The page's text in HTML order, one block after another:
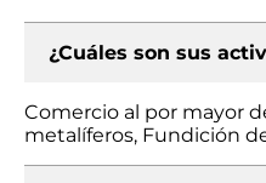
¿Cuáles son sus
Comercio al por mayor
metalíferos, Fundición